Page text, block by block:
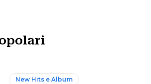
New Hits e Album